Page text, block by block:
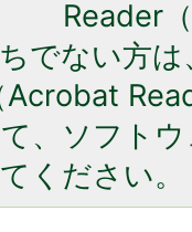
Reader
でない方
Acrobat
、ソフト
ください。